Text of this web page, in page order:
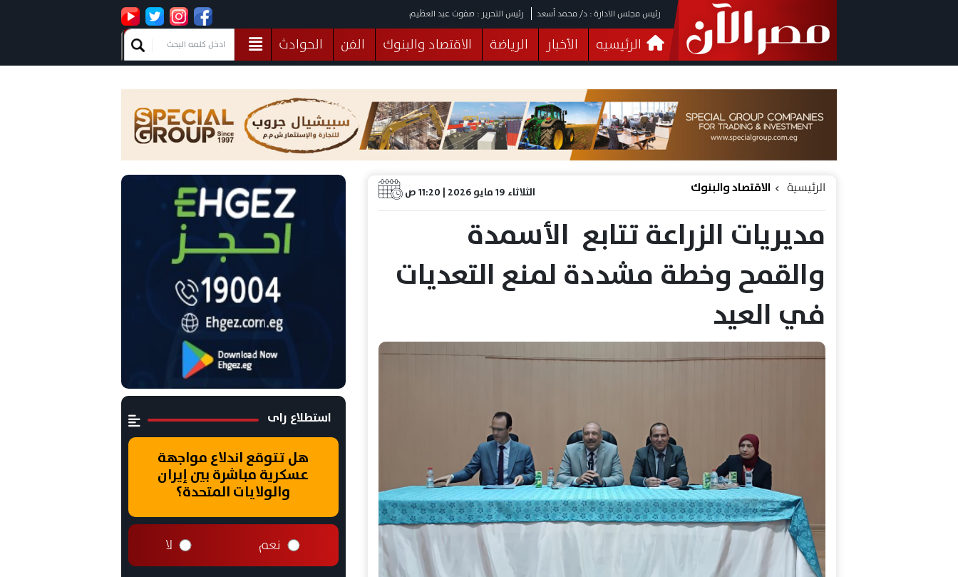
رئيس مجلس الادارة : د/ محمد أسعد رئيس التحرير : صفوت عبد العظيم
الرئيسيه الأخبار الرياضة الاقتصاد والبنوك الفن
الحوادث
فيديوهات
البرلمان صحة الثقافة خدمات منوعات
الثلاثاء 19 مايو 2026 | 11:20 ص الرئيسية الاقتصاد والبنوك
مديريات الزراعة تتابع الأسمدة
والقمح وخطة مشددة لمنع التعديات
في العيد
استطلاع راى
هل تتوقع اندلاع مواجهة
عسكرية مباشرة بين إيران
والولايات المتحدة؟
نعم لا